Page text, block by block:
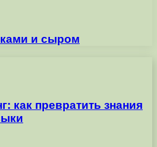
и сыром
как превратить знания